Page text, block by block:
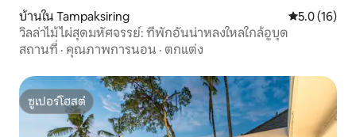
บ้านใน Tampaksiring คะแนนเฉลี่ย
5.0 (16)
วิลล่าไม้ไผ่สุดมหัศจรรย์: ที่พักอันน่าหลงใหลใกล้อูบุด
สถานที่ · คุณภาพการนอน · ตกแต่ง
ซูเปอร์โฮสต์
ซูเปอร์โฮสต์